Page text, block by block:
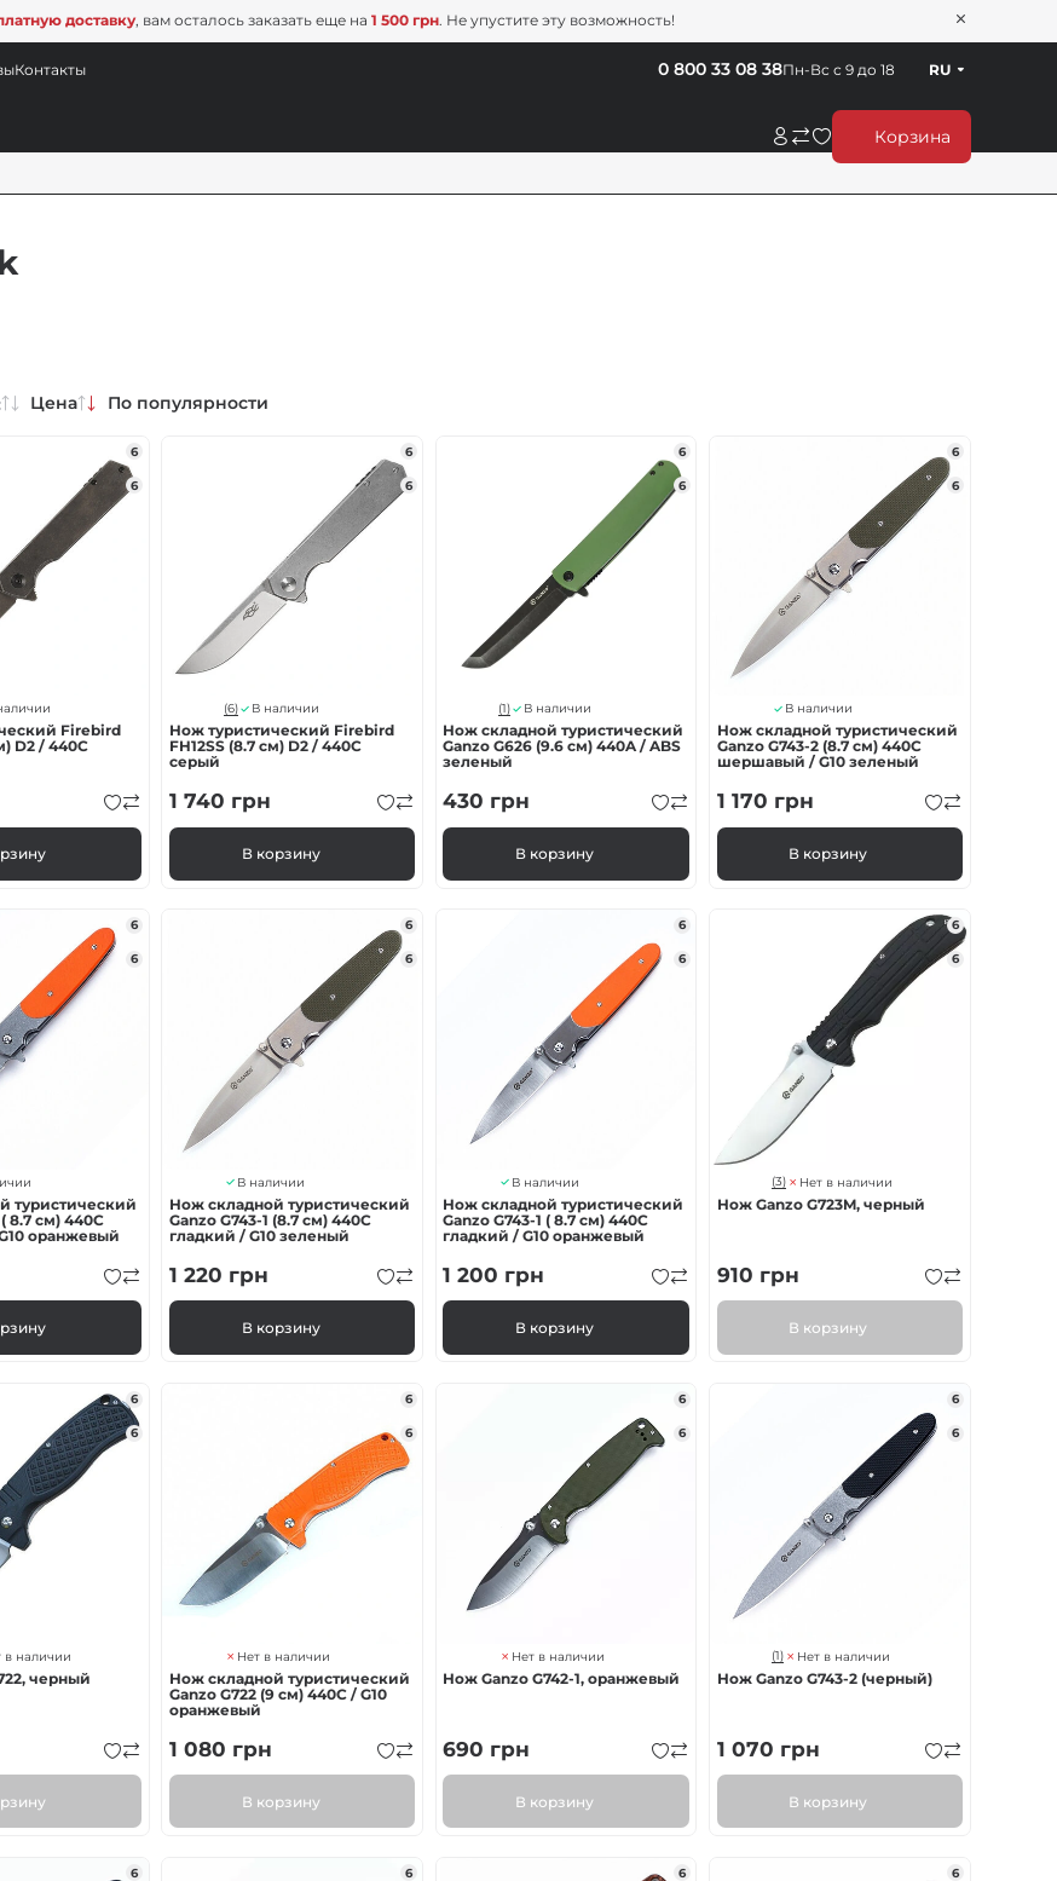
доставку, вам осталось заказать еще на1 500 грн. Не упустите эту возможность!
Корзина
Пн-Вс с 9 до 18
0 800 33 08 38 RU
Контакты
Цена По популярности
6
6
Firebird
D2 / 440C
6
6
(6) В наличии
Нож туристический Firebird
FH12SS (8.7 см) D2 / 440C
серый
1 740 грн
В корзину
6
6
(1) В наличии
Нож складной туристический
Ganzo G626 (9.6 см) 440A / ABS
зеленый
430 грн
В корзину
6
6
В наличии
Нож складной туристический
Ganzo G743-2 (8.7 см) 440C
шершавый / G10 зеленый
1 170 грн
В корзину
6
6
туристический
8.7 см) 440С
оранжевый
6
6
В наличии
Нож складной туристический
Ganzo G743-1 (8.7 см) 440C
гладкий / G10 зеленый
1 220 грн
В корзину
6
6
В наличии
Нож складной туристический
Ganzo G743-1 ( 8.7 см) 440С
гладкий / G10 оранжевый
1 200 грн
В корзину
6
6
(3) Нет в наличии
Нож Ganzo G723M, черный
910 грн
В корзину
6
6
в наличии
черный
6
6
Нет в наличии
Нож складной туристический
Ganzo G722 (9 см) 440C / G10
оранжевый
1 080 грн
В корзину
6
6
Нет в наличии
Нож Ganzo G742-1, оранжевый
690 грн
В корзину
6
6
(1) Нет в наличии
Нож Ganzo G743-2 (черный)
1 070 грн
В корзину
6 6 6 6